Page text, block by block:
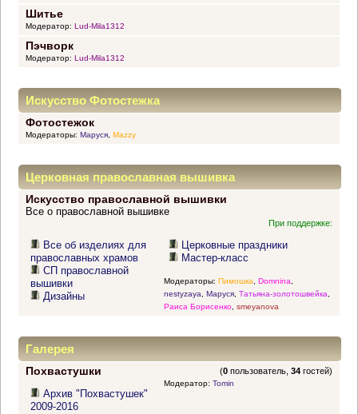
Шитье
Модератор: Lud-Mila1312
Пэчворк
Модератор: Lud-Mila1312
Искусство Фотостежка
Фотостежок
Модераторы: Маруся, Mazzy
Церковная православная вышивка
Искусство православной вышивки
Все о православной вышивке
При поддержке:
Все об изделиях для
православных храмов
СП православной
вышивки
Дизайны
Церковные праздники
Мастер-класс
Модераторы: Пимошка Domnina
nestyzaya
Маруся, Татьяна-золотошвейка
Раиса Борисенко, smeyanova
Галерея
Похвастушки (0 пользователь,34 гостей)
Архив "Похвастушек"
2009-2016
Модератор: Tomin